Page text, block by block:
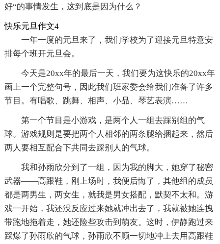
好“的事情发生，这到底是因为什么？
快乐元旦作文4
一年一度的元旦来了，我们学校为了迎接元旦特意安
排每个班开元旦会。
今天是20xx年的最后一天，我们要为这快乐的20xx年
画上一个完整句号，因此我们班家委会给我们准备了许多
节目。有唱歌、跳舞、相声、小品、琴艺表演……
第一个节目是小游戏，是两个人一组去踩别组的气
球。游戏规则是要把两个人相邻的两条腿给捆起来，然后
两人要相互配合下共同去踩别人的气球。
我和孙雨欣分到了一组，因为我的脚大，她穿了秘密
武器——高跟鞋，刚上场时，我便后悔了，其他组的成员
都是两男生，两女生，就我是男女搭配，默契不太和。游
戏一开始，我还没反应过来她就冲出去了，我就被她连拽
带跑地拖着走，她还险些攻击到萌友。这时，伊静跑过来
踩爆了孙雨欣的气球，孙雨欣不顾一切地冲上去用高跟鞋